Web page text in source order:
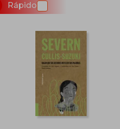
Rápido